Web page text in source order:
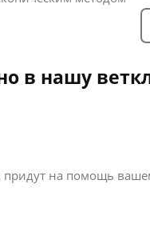
в нашу
на помощь